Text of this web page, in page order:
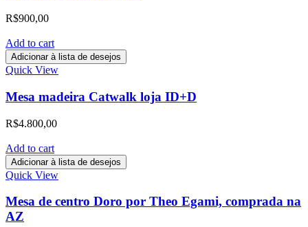
R$900,00
Add to cart
Adicionar à lista de desejos
Quick View
Mesa madeira Catwalk loja ID+D
R$4.800,00
Add to cart
Adicionar à lista de desejos
Quick View
Mesa de centro Doro por Theo Egami, comprada na
AZ